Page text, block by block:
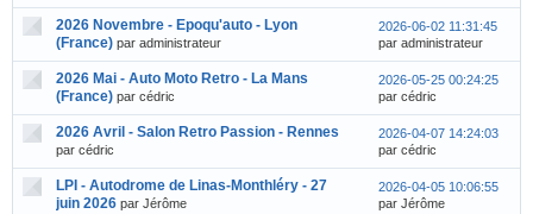
2026 Novembre - Epoqu'auto - Lyon
(France) par administrateur
2026-06-02 11:31:45
par administrateur
2026 Mai - Auto Moto Retro - La Mans
(France) par cédric
2026-05-25 00:24:25
par cédric
2026 Avril - Salon Retro Passion - Rennes
par cédric
2026-04-07 14:24:03
par cédric
LPI - Autodrome de Linas-Monthléry - 27
juin 2026 par Jérôme
2026-04-05 10:06:55
par Jérôme